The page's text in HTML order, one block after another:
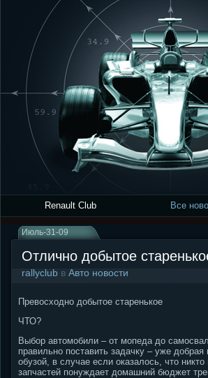
Renault Club Все
Июль-31-09
Отлично добытое
rallyclub в Авто новости
Превосходно добытое старенькое
ЧТО?
Выбор автомобили – от мопеда до
правильно поставить задачку – уже
обузой, в случае если оказалось, что
запчастей понуждает домашний бюджет